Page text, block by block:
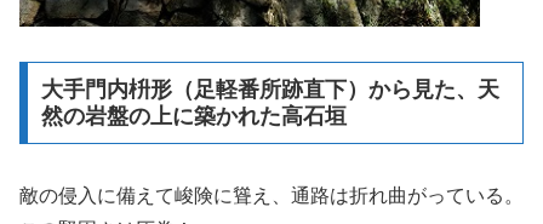
大手門内枡形（足軽番所跡直下）から見た、天
然の岩盤の上に築かれた高石垣
敵の侵入に備えて峻険に聳え、通路は折れ曲がっている。